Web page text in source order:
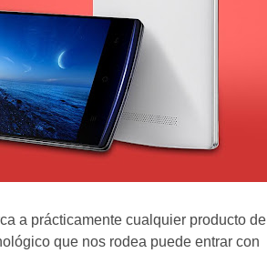
a prácticamente cualquier producto de
que nos rodea puede entrar con